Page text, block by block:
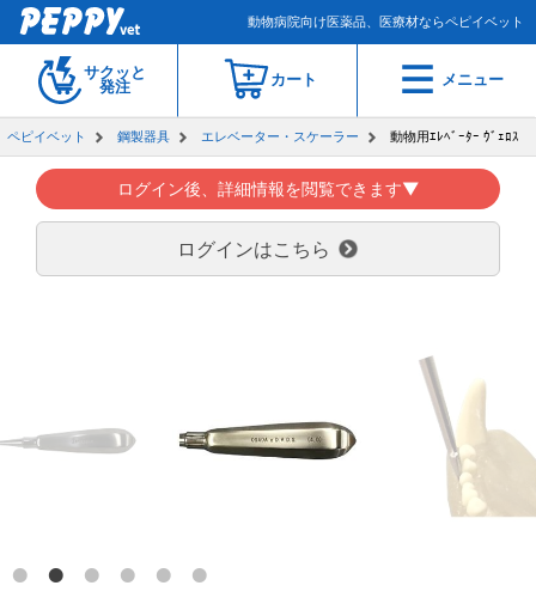
動物病院向け医薬品、医療材ならペピイベット
サクッと
発注
カート メニュー
ペピイベット 鋼製器具 エレベーター・スケーラー 動物用ｴﾚﾍﾞｰﾀｰ ｳﾞｪﾛｽ
ログイン後、詳細情報を閲覧できます▼
ログインはこちら